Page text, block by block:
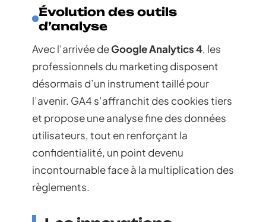
Évolution des outils
d’analyse
Avec l’arrivée deGoogle Analytics 4, les
professionnels du marketing disposent
désormais d’un instrument taillé pour
l’avenir. GA4 s’affranchit des cookies tiers
et propose une analyse fine des données
utilisateurs, tout en renforçant la
confidentialité, un point devenu
incontournable face à la multiplication des
règlements.